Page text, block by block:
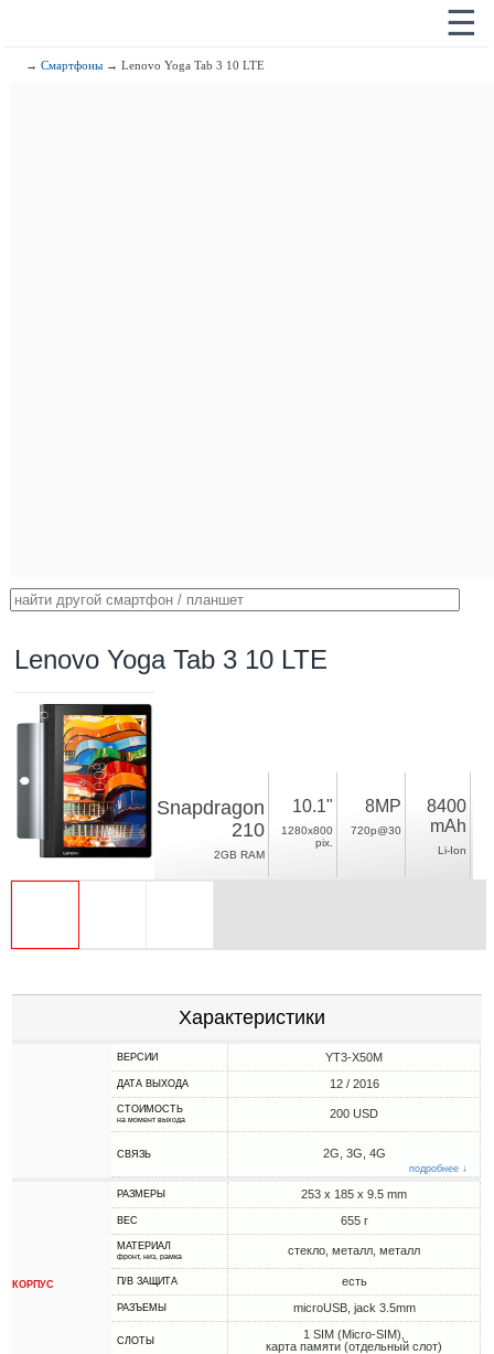
☰
→Смартфоны → Lenovo Yoga Tab 3 10 LTE
Lenovo Yoga Tab 3 10 LTE
Snapdragon
210
2GB RAM
10.1"
1280x800
pix.
8MP
720p@30
8400
mAh
Li-Ion
Характеристики
ВЕРСИИ YT3-X50M
ДАТА ВЫХОДА 12 / 2016
СТОИМОСТЬ
на момент выхода 200 USD
СВЯЗЬ 2G, 3G, 4G
подробнее ↓
КОРПУС
РАЗМЕРЫ 253 x 185 x 9.5 mm
ВЕС 655 г
МАТЕРИАЛ
фронт, низ, рамка стекло, металл, металл
П/В ЗАЩИТА есть
РАЗЪЕМЫ microUSB, jack 3.5mm
СЛОТЫ
1 SIM (Micro-SIM),
карта памяти (отдельный слот)